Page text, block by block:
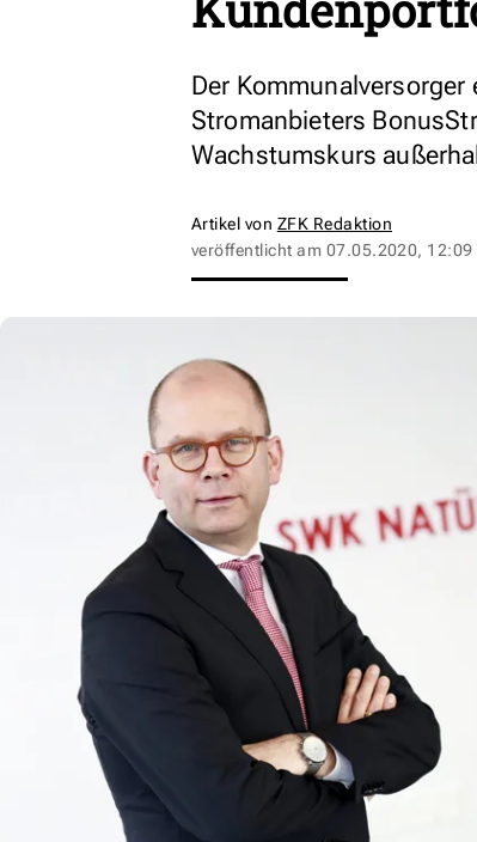
Der
Stromanbieters
Wachstumskurs
Artikel von ZFK Redaktion
veröffentlicht am 07.05.2020, 12:09